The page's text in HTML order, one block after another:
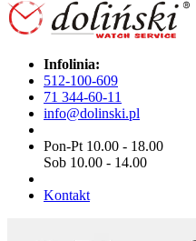
Infolinia:
512-100-609
71 344-60-11
info@dolinski.pl
Pon-Pt 10.00 - 18.00
Sob 10.00 - 14.00
Kontakt